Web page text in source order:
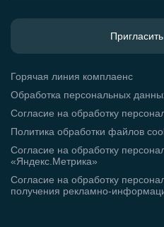
Горячая линия комплаенс
Обработка персональных
Согласие на обработку
Политика обработки файлов
Согласие на обработку
«Яндекс.Метрика»
Согласие на обработку
получения рекламно-